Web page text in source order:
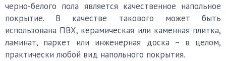
черно-белого пола является качественное напольное
покрытие. В качестве такового может быть
использована ПВХ, керамическая или каменная плитка,
ламинат, паркет или инженерная доска – в целом,
практически любой вид напольного покрытия.